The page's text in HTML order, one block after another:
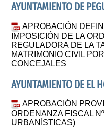
AYUNTAMIENTO DE
APROBACIÓN
IMPOSICIÓN DE LA
REGULADORA DE LA
MATRIMONIO CIVIL
CONCEJALES
AYUNTAMIENTO DE EL
APROBACIÓN
ORDENANZA FISCAL
URBANÍSTICAS)